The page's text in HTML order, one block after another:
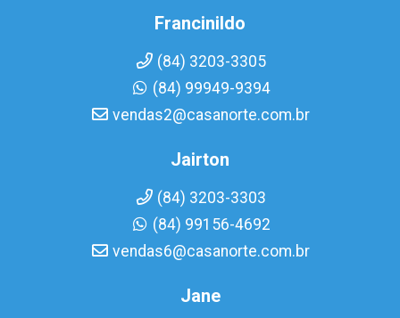
Francinildo
(84) 3203-3305
(84) 99949-9394
vendas2@casanorte.com.br
Jairton
(84) 3203-3303
(84) 99156-4692
vendas6@casanorte.com.br
Jane